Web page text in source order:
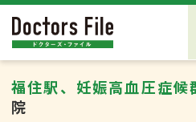
福住駅、妊娠高血圧症候
院